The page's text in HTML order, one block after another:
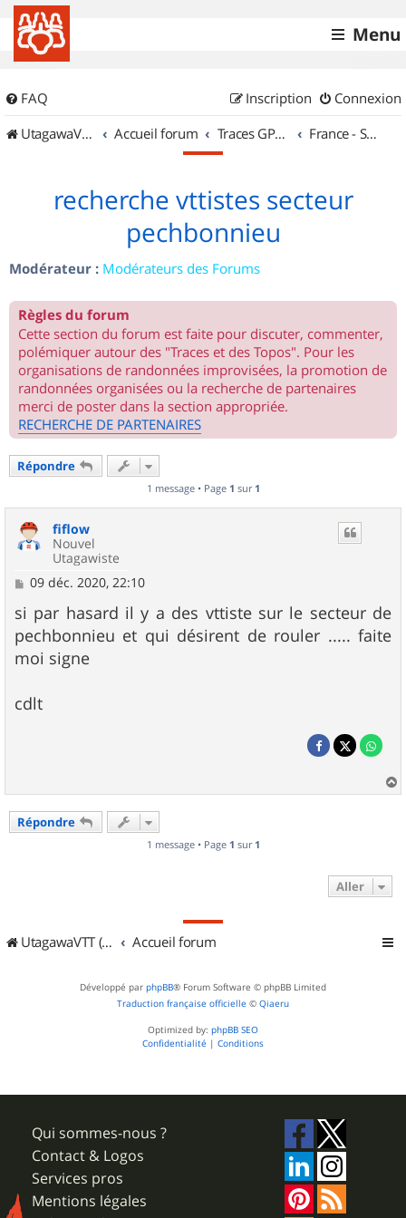
Menu
FAQ Connexion
Inscription
UtagawaVTT (Randos VTT et VTTAE avec traces GPS)
Accueil forum Traces GPS de randos VTT France - Sud Ouest
recherche vttistes secteur
pechbonnieu
Modérateur : Modérateurs des Forums
Règles du forum
Cette section du forum est faite pour discuter, commenter,
polémiquer autour des "Traces et des Topos". Pour les
organisations de randonnées improvisées, la promotion de
randonnées organisées ou la recherche de partenaires
merci de poster dans la section appropriée.
RECHERCHE DE PARTENAIRES
Répondre
1 message • Page 1 sur 1
fiflow
Nouvel
Utagawiste
M
s
s
a
g
e
09 déc. 2020, 22:10
si par hasard il y a des vttiste sur le secteur de
pechbonnieu et qui désirent de rouler ..... faite
moi signe
cdlt
a
Répondre
1 message • Page 1 sur 1
Aller
UtagawaVTT (Randos VTT et VTTAE avec traces GPS) Accueil forum
Développé par phpBB® Forum Software © phpBB Limited
Traduction française officielle © Qiaeru
Optimized by: phpBB SEO
Confidentialité | Conditions
Qui sommes-nous ?
Contact & Logos
Services pros
Mentions légales